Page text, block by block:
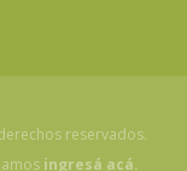
reservados.
ingresá acá.